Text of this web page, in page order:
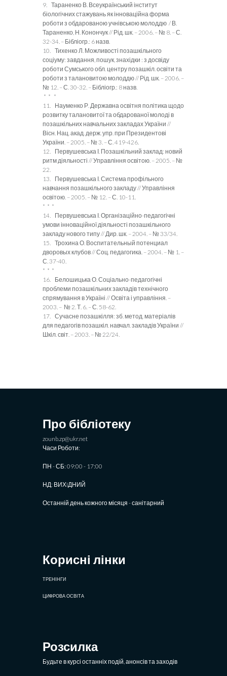
9. Тараненко В. Всеукраїнський інститут
біологічних стажувань як інноваційна форма
роботи з обдарованою учнівською молоддю / В.
Тараненко, Н. Конончук // Рід. шк. – 2006. – № 8. – С.
32-34. – Бібліогр.: 6 назв.
10. Тихенко Л. Можливості позашкільного
соціуму: завдання, пошук, знахідки : з досвіду
роботи Сумського обл. центру позашкіл. освіти та
роботи з талановитою молоддю // Рід. шк. – 2006. –
№ 12. – С. 30-32. – Бібліогр.: 8 назв.
* * *
11. Науменко Р. Державна освітня політика щодо
розвитку талановитої та обдарованої молоді в
позашкільних навчальних закладах України //
Вісн. Нац. акад. держ. упр. при Президентові
України. – 2005. – № 3. – С. 419-426.
12. Первушевська І. Позашкільний заклад: новий
ритм діяльності // Управління освітою. – 2005. – №
22.
13. Первушевська І. Система профільного
навчання позашкільного закладу // Управління
освітою. – 2005. – № 12. – С. 10-11.
* * *
14. Первушевська І. Організаційно-педагогічні
умови інноваційної діяльності позашкільного
закладу нового типу // Дир. шк. – 2004. – № 33/34.
15. Трохина О. Воспитательный потенциал
дворовых клубов // Соц. педагогика. – 2004. – № 1. –
С. 37-40.
* * *
16. Белошицька О. Соціально-педагогічні
проблеми позашкільних закладів технічного
спрямування в Україні // Освіта і управління. –
2003. – № 2. Т. 6. – С. 58-62.
17. Сучасне позашкілля: зб. метод. матеріалів
для педагогів позашкіл. навчал. закладів України //
Шкіл. світ. – 2003. – № 22/24.
Про бібліотеку
zounb.zp@ukr.net
Часи Роботи:
ПН - СБ: 09:00 - 17:00
НД: ВИХIДНИЙ
Останній день кожного місяця - санітарний
Корисні лінки
ТРЕНІНГИ
ЦИФРОВА ОСВІТА
Розсилка
Будьте в курсі останніх подій, анонсів та заходів